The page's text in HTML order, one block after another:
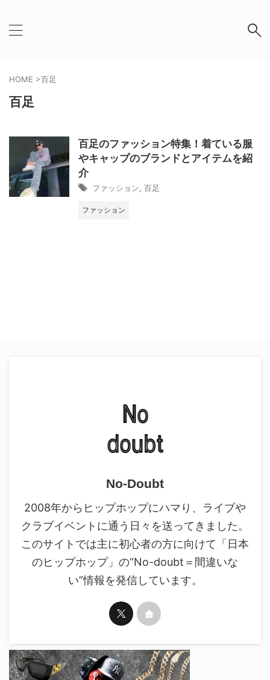
HOME >百足
百足
百足のファッション特集！着ている服
やキャップのブランドとアイテムを紹
介
ファッション 百足
ファッション
No-Doubt
2008年からヒップホップにハマり、ライブや
クラブイベントに通う日々を送ってきました。
このサイトでは主に初心者の方に向けて「日本
のヒップホップ」の“No-doubt＝間違いな
い”情報を発信しています。